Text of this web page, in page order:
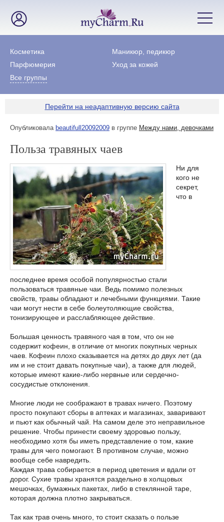
Косметика
Маникюр, педикюр
Парфюмерия
Уход за кожей
Все группы
Перейти на неадаптивную версию сайта
Опубликовала beautifull20092009 в группе Между нами, девочками
Польза травяных чаев
Ни для
кого не
секрет,
что в
последнее время особой популярностью стали
пользоваться травяные чаи. Ведь помимо полезных
свойств, травы обладают и лечебными функциями. Такие
чаи могут нести в себе болеутоляющие свойства,
тонизирующее и расслабляющее действие.
Большая ценность травяного чая в том, что он не
содержит кофеин, в отличие от многих покупных черных
чаев. Кофеин плохо сказывается на детях до двух лет (да
им и не стоит давать покупные чаи), а также для людей,
которые имеют какие-либо нервные или сердечно-
сосудистые отклонения.
Многие люди не соображают в травах ничего. Поэтому
просто покупают сборы в аптеках и магазинах, заваривают
и пьют как обычный чай. На самом деле это неправильное
решение. Чтобы принести своему здоровью пользу,
необходимо хотя бы иметь представление о том, какие
травы для чего помогают. В противном случае, можно
вообще себе навредить.
Каждая трава собирается в период цветения и вдали от
дорог. Сухие травы хранятся раздельно в холщовых
мешочках, бумажных пакетах, либо в стеклянной таре,
которая должна плотно закрываться.
Так как трав очень много, то стоит сказать о пользе